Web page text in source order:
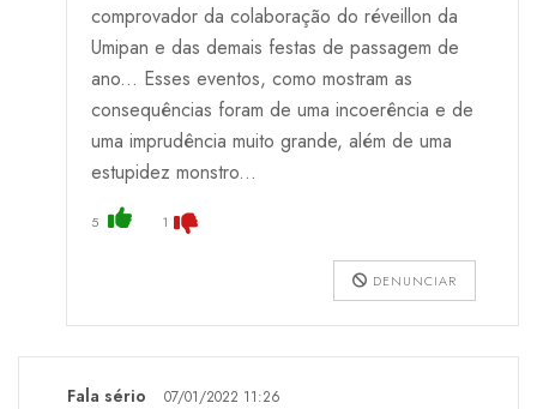
comprovador da colaboração do réveillon da
Umipan e das demais festas de passagem de
ano... Esses eventos, como mostram as
consequências foram de uma incoerência e de
uma imprudência muito grande, além de uma
estupidez monstro...
5 1
DENUNCIAR
Fala sério 07/01/2022 11:26